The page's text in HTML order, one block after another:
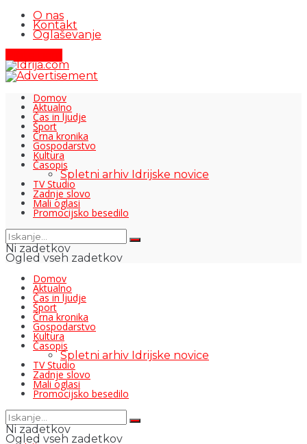
O nas
Kontakt
Oglaševanje
Domov
Aktualno
Čas in ljudje
Šport
Črna kronika
Gospodarstvo
Kultura
Časopis
Spletni arhiv Idrijske novice
TV Studio
Zadnje slovo
Mali oglasi
Promocijsko besedilo
Ni zadetkov
Ogled vseh zadetkov
Domov
Aktualno
Čas in ljudje
Šport
Črna kronika
Gospodarstvo
Kultura
Časopis
Spletni arhiv Idrijske novice
TV Studio
Zadnje slovo
Mali oglasi
Promocijsko besedilo
Ni zadetkov
Ogled vseh zadetkov